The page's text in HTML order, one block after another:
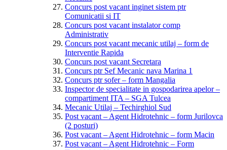
Concurs post vacant inginet sistem ptr
Comunicatii si IT
Concurs post vacant instalator comp
Administrativ
Concurs post vacant mecanic utilaj – form de
Interventie Rapida
Concurs post vacant Secretara
Concurs ptr Sef Mecanic nava Marina 1
Concurs ptr sofer – form Mangalia
Inspector de specialitate in gospodarirea apelor –
compartiment ITA – SGA Tulcea
Mecanic Utilaj – Techirghiol Sud
Post vacant – Agent Hidrotehnic – form Jurilovca
(2 posturi)
Post vacant – Agent Hidrotehnic – form Macin
Post vacant – Agent Hidrotehnic – Form